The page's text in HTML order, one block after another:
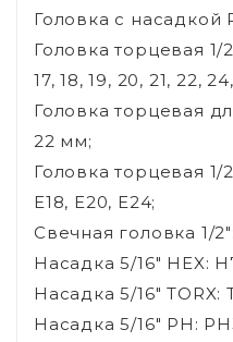
Головка с насадкой
Головка торцевая 1/
17, 18, 19, 20, 21, 22,
Головка торцевая
22 мм;
Головка торцевая 1/
E18, E20, E24;
Свечная головка 1/
Насадка 5/16" HEX:
Насадка 5/16" TORX:
Насадка 5/16" PH: